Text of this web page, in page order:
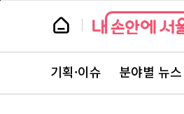
본
뉴
스
뉴
스
주
서
기획·이슈 분야별 뉴스
페